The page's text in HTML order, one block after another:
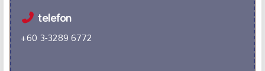
telefon
+60 3-3289 6772